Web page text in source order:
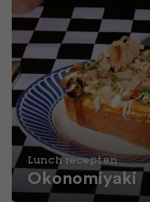
Lunch recepten
Okonomiyaki